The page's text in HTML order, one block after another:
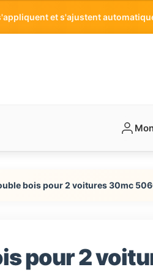
et s'ajustent
bois pour 2 voitures 30mc
pour 2